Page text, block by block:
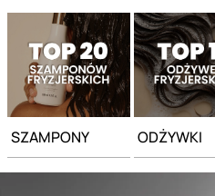
SZAMPONY ODŻYWKI